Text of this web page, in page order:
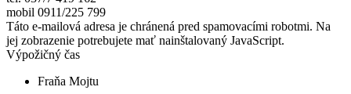
mobil 0911/225 799
Táto e-mailová adresa je chránená pred spamovacími robotmi. Na
jej zobrazenie potrebujete mať nainštalovaný JavaScript.
Výpožičný čas
Fraňa Mojtu